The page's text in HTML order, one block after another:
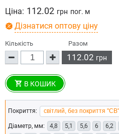
Ціна: 112.02 грн пог. м
Дізнатися оптову ціну
Кількість Разом
112.02 грн
В КОШИК
Покриття:
Діаметр, мм: 4,8 5,1 5,6 6 6,2